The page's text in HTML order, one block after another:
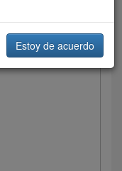
Estoy de acuerdo